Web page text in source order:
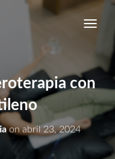
con
onabril 23, 2024